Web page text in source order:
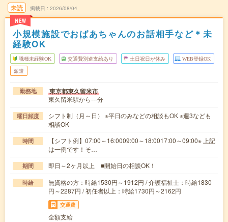
未読
NEW
掲載日 2026/08/04
小規模施設でおばあちゃんのお話相手など＊未
経験OK
職種未経験OK 交通費別途支給あり 土日祝日が休み WEB登録OK
派遣
勤務地 東京都東久留米市
東久留米駅から---分
曜日頻度
シフト制（月～日） ※平日のみなどの相談もOK ※週3なども
相談OK
時間
【シフト例】07:00～16:0009:00～18:0017:00～09:00※ 上記
は一例です！そ…
期間 即日～2ヶ月以上 ■開始日の相談OK！
時給
無資格の方：時給1530円～1912円 / 介護福祉士：時給1830
円～2287円 / 初任者以上：時給1730円～2162円
交通費
全額支給